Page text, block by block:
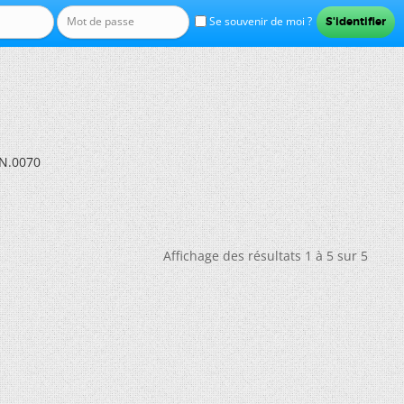
Se souvenir de moi ?
Affichage des résultats 1 à 5 sur 5